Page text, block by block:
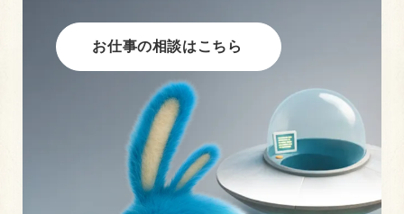
お仕事の相談はこちら